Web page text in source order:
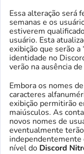
Essa alteração será
semanas e os
estiverem
usuário. Esta
exibição que serão
identidade no
verão na ausência
Embora os nomes
caracteres
exibição permitirão
maiúsculos. As
novos nomes de
eventualmente
nível do Discord